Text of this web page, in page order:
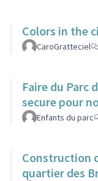
Colors in the
CaroGratteciel
Faire du Parc
secure pour
Enfants du parc
Construction
quartier des